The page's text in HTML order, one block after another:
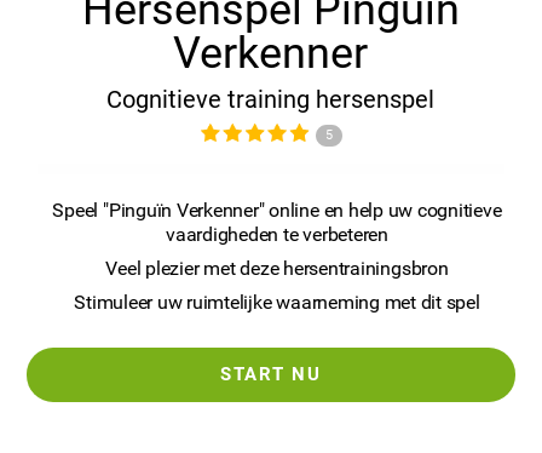
Hersenspel Pinguïn
Verkenner
Cognitieve training hersenspel
5
Speel "Pinguïn Verkenner" online en help uw cognitieve
vaardigheden te verbeteren
Veel plezier met deze hersentrainingsbron
Stimuleer uw ruimtelijke waarneming met dit spel
START NU